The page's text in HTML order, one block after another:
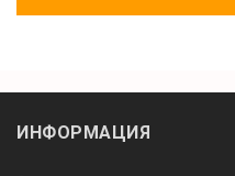
ИНФОРМАЦИЯ